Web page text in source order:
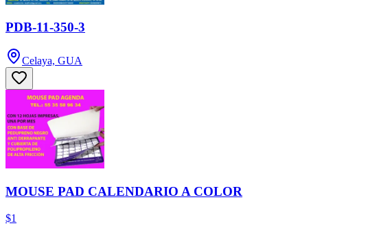
PDB-11-350-3
Celaya, GUA
MOUSE PAD CALENDARIO A COLOR
$1